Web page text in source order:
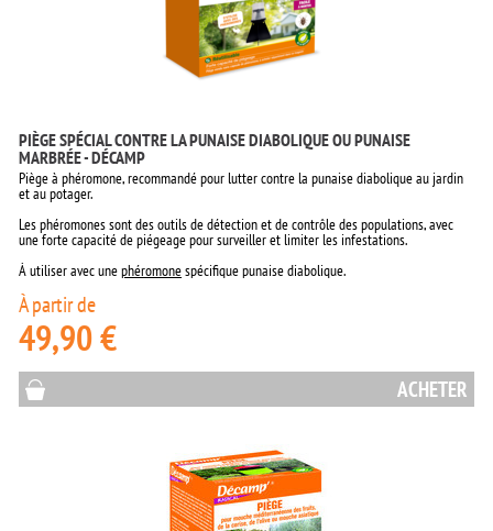
PIÈGE SPÉCIAL CONTRE LA PUNAISE DIABOLIQUE OU PUNAISE
MARBRÉE - DÉCAMP
Piège à phéromone, recommandé pour lutter contre la punaise diabolique au jardin
et au potager.
Les phéromones sont des outils de détection et de contrôle des populations, avec
une forte capacité de piégeage pour surveiller et limiter les infestations.
À utiliser avec unephéromonespécifique punaise diabolique.
À partir de
49,90 €
ACHETER